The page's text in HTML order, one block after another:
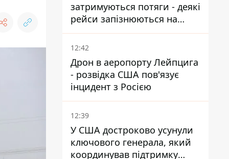
затримуються потяги - деякі
рейси запізнюються на
понад 12 годин
12:42
Дрон в аеропорту Лейпцига
- розвідка США пов'язує
інцидент з Росією
12:39
У США достроково усунули
ключового генерала, який
координував підтримку